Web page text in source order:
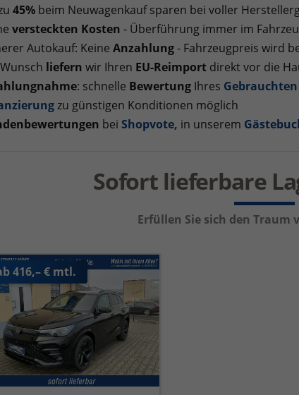
45%beim Neuwagenkauf sparen bei voller
versteckten Kosten - Überführung immer im
Autokauf: Keine Anzahlung- Fahrzeugpreis wird
liefern wir Ihren EU-Reimportdirekt vor die
: schnelle BewertungIhres Gebrauchten
zu günstigen Konditionen möglich
bei Shopvote, in unserem
Sofort lieferbare
Erfüllen Sie sich den Traum
416,– € mtl.